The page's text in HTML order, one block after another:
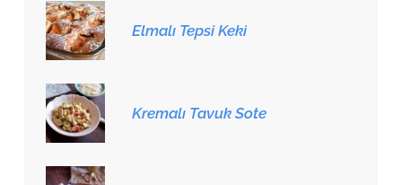
Elmalı Tepsi Keki
Kremalı Tavuk Sote